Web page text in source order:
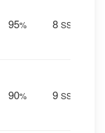
95% 8 SSE
90% 9 SSE